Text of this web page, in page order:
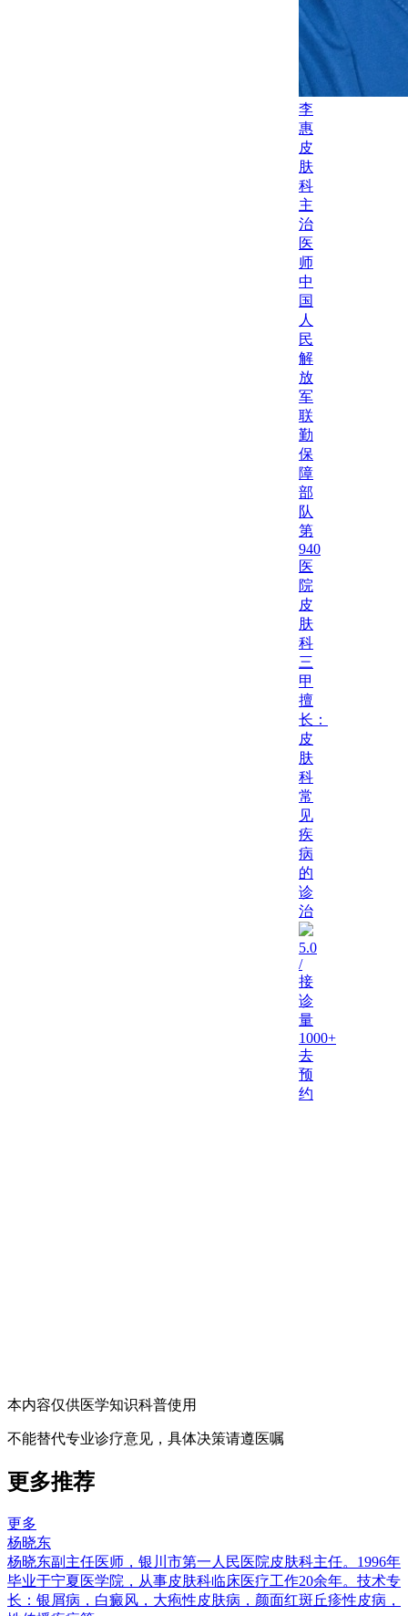
李
惠
皮
肤
科
主
治
医
师
中
国
人
民
解
放
军
联
勤
保
障
部
队
第
940
医
院
皮
肤
科
三
甲
擅
长：
皮
肤
科
常
见
疾
病
的
诊
治
5.0
/
接
诊
量
1000+
去
预
约
本内容仅供医学知识科普使用
不能替代专业诊疗意见，具体决策请遵医嘱
更多推荐
更多
杨晓东
杨晓东副主任医师，银川市第一人民医院皮肤科主任。1996年
毕业于宁夏医学院，从事皮肤科临床医疗工作20余年。技术专
长：银屑病，白癜风，大疱性皮肤病，颜面红斑丘疹性皮病，